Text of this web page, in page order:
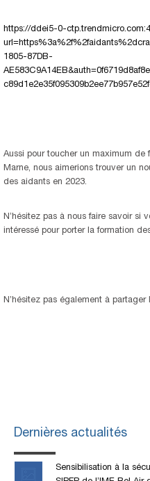
https://ddei5-0-
1805-87DB-
Aussi pour toucher un maximum de
Marne, nous aimerions trouver un
des aidants en 2023.
N’hésitez pas à nous faire savoir si
intéressé pour porter la formation
N’hésitez pas également à partager
Dernières actualités
Sensibilisation à la